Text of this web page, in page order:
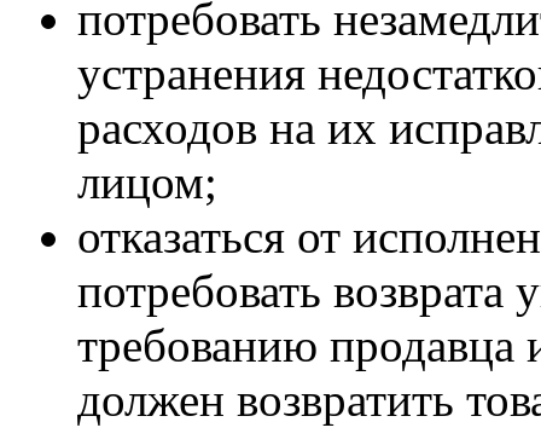
потребовать
устранения
расходов на их
лицом;
отказаться от
потребовать
требованию продавца
должен возвратить